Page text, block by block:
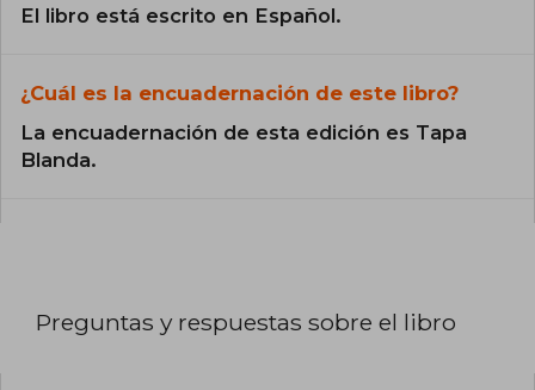
El libro está escrito en Español.
¿Cuál es la encuadernación de este libro?
La encuadernación de esta edición es Tapa
Blanda.
Preguntas y respuestas sobre el libro